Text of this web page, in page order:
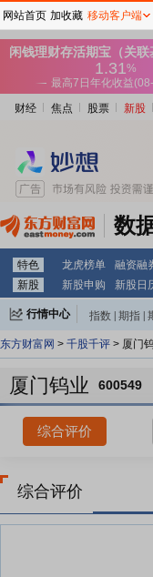
财经 焦点 股票 新股
数
特色 龙虎榜单 融资融
新股
新股申购 新股日
行情中心 指数 期指
东方财富网 > 千股千评 > 厦门
厦门钨业 600549
综合评价
综合评价
网站首页 加收藏 移动客户端